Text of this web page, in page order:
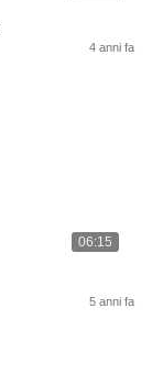
4 anni fa
06:15
5 anni fa